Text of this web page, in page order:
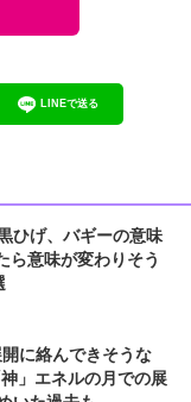
LINEで送る
ひげ、バギーの意味
ら意味が変わりそう
開に絡んできそうな
」エネルの月での展